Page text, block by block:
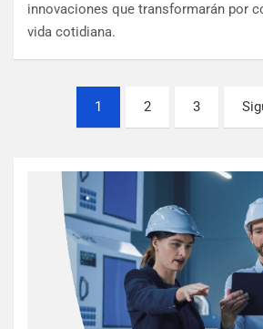
innovaciones que transformarán por
vida cotidiana.
1 2 3